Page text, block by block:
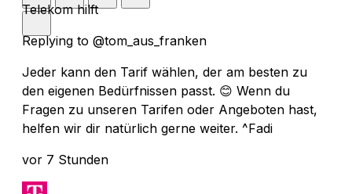
Telekom hilft
Replying to @tom_aus_franken
Jeder kann den Tarif wählen, der am besten zu
den eigenen Bedürfnissen passt. 😊 Wenn du
Fragen zu unseren Tarifen oder Angeboten hast,
helfen wir dir natürlich gerne weiter. ^Fadi
vor 7 Stunden